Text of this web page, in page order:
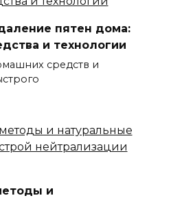
пятен дома:
и технологии
средств и
и